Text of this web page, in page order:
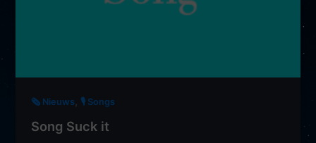
🗞️ Nieuws , 🎙 Songs
Song Suck it